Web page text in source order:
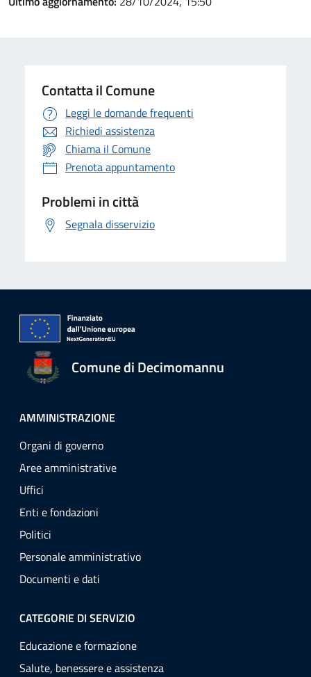
Contatta il Comune
Leggi le domande frequenti
Richiedi assistenza
Chiama il Comune
Prenota appuntamento
Problemi in città
Segnala disservizio
Comune di Decimomannu
AMMINISTRAZIONE
Organi di governo
Aree amministrative
Uffici
Enti e fondazioni
Politici
Personale amministrativo
Documenti e dati
CATEGORIE DI SERVIZIO
Educazione e formazione
Salute, benessere e assistenza